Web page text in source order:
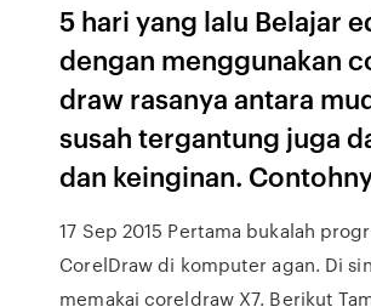
5 hari yang lalu Belajar
dengan menggunakan
draw rasanya antara
susah tergantung juga
dan keinginan.
17 Sep 2015 Pertama bukalah
CorelDraw di komputer agan. Di
memakai coreldraw X7. Berikut